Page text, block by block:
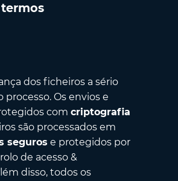
dos ficheiros a sério
processo. Os envios e
com criptografia
são processados em
seguros e protegidos por
de acesso &
disso, todos os